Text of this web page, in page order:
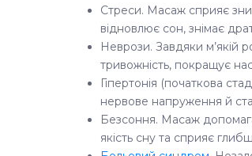
Стреси. Масаж сприяє
відновлює сон, знімає
Неврози. Завдяки м’якій
тривожність, покращує
Гіпертонія (початкова
нервове напруження й
Безсоння. Масаж
якість сну та сприяє